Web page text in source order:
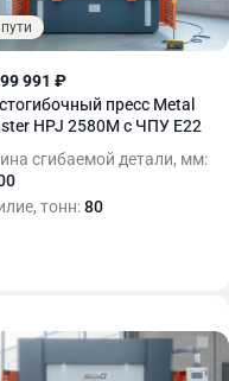
991 ₽
пресс Metal
HPJ 2580M c ЧПУ E22
сгибаемой детали, мм:
тонн:80